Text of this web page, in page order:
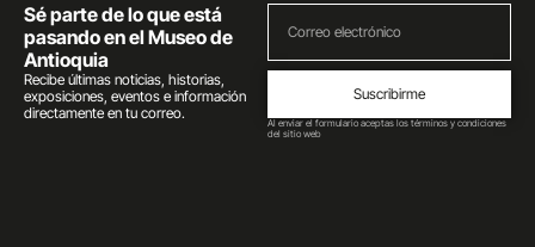
Sé parte de lo que está
pasando en el Museo de
Antioquia
Recibe últimas noticias, historias,
exposiciones, eventos e información
directamente en tu correo.
Suscribirme
Al enviar el formulario aceptas los términos y condiciones
del sitio web